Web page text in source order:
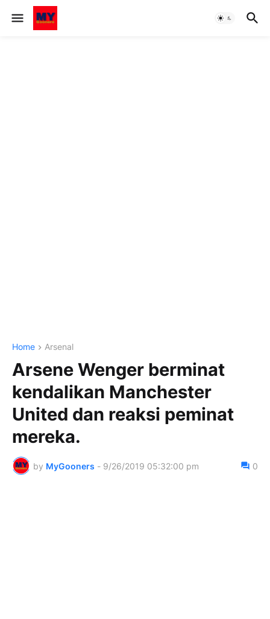
Home Arsenal
Arsene Wenger berminat
kendalikan Manchester
United dan reaksi peminat
mereka.
by MyGooners - 9/26/2019 05:32:00 pm 0